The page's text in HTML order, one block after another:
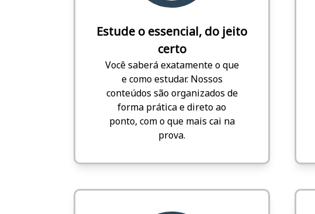
Estude o essencial, do jeito
certo
Você saberá exatamente o que
e como estudar. Nossos
conteúdos são organizados de
forma prática e direto ao
ponto, com o que mais cai na
prova.